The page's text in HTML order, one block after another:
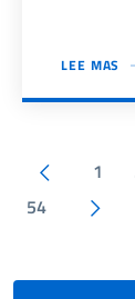
LEE MAS
Pagina
1
54